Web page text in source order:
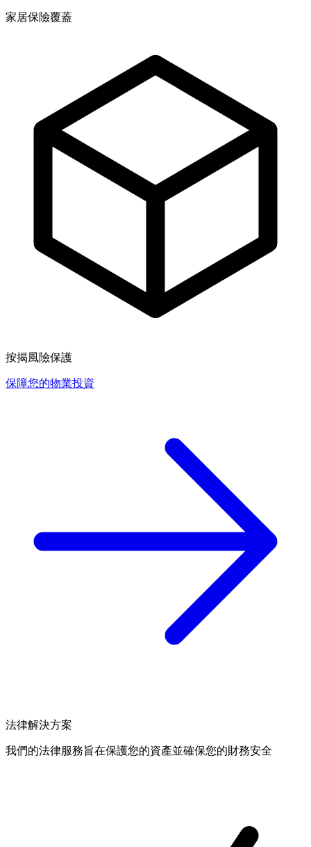
家居保險覆蓋
按揭風險保護
保障您的物業投資
法律解決方案
我們的法律服務旨在保護您的資產並確保您的財務安全